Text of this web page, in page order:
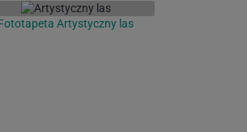
Artystyczny las